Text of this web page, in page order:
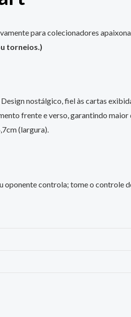
para colecionadores
torneios.)
Design nostálgico, fiel às cartas
frente e verso, garantindo maior
(largura).
oponente controla; tome o controle